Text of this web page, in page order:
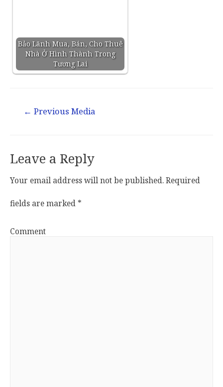
Bảo Lãnh Mua, Bán, Cho Thuê
Nhà Ở Hình Thành Trong
Tương Lai
← Previous Media
Leave a Reply
Your email address will not be published.Required
fields are marked *
Comment